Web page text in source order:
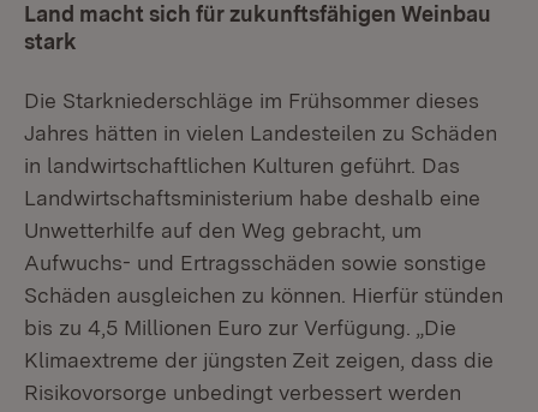
Land macht sich für zukunftsfähigen Weinbau
stark
Die Starkniederschläge im Frühsommer dieses
Jahres hätten in vielen Landesteilen zu Schäden
in landwirtschaftlichen Kulturen geführt. Das
Landwirtschaftsministerium habe deshalb eine
Unwetterhilfe auf den Weg gebracht, um
Aufwuchs- und Ertragsschäden sowie sonstige
Schäden ausgleichen zu können. Hierfür stünden
bis zu 4,5 Millionen Euro zur Verfügung. „Die
Klimaextreme der jüngsten Zeit zeigen, dass die
Risikovorsorge unbedingt verbessert werden